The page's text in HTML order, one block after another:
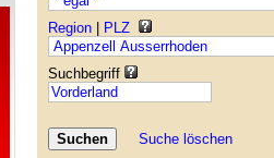
Region
PLZ
Suchbegriff
Suche löschen